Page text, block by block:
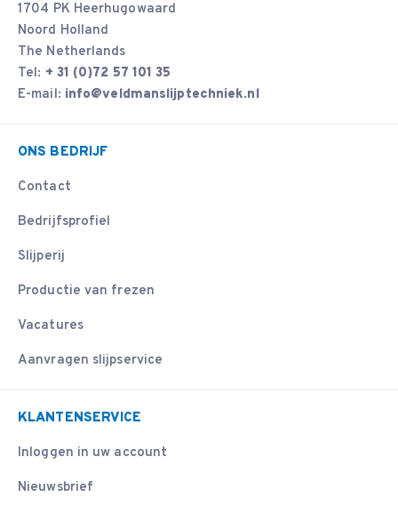
1704 PK Heerhugowaard
Noord Holland
The Netherlands
Tel: + 31 (0)72 57 101 35
E-mail: info@veldmanslijptechniek.nl
ONS BEDRIJF
Contact
Bedrijfsprofiel
Slijperij
Productie van frezen
Vacatures
Aanvragen slijpservice
KLANTENSERVICE
Inloggen in uw account
Nieuwsbrief